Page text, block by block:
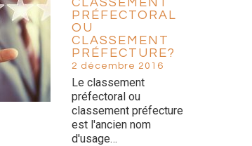
PRÉFECTORAL
OU
CLASSEMENT
PRÉFECTURE?
2 décembre 2016
Le classement
préfectoral ou
classement préfecture
est l'ancien nom
d'usage…